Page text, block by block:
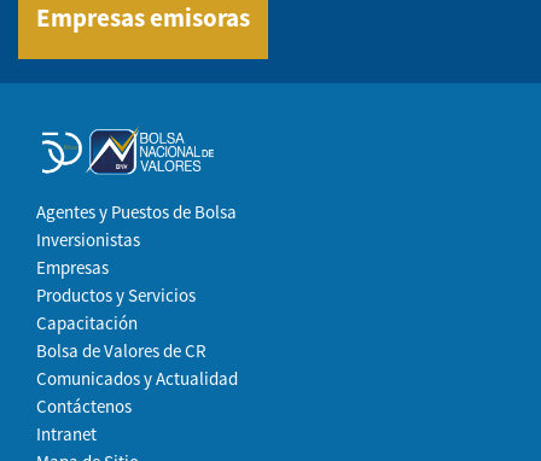
Empresas emisoras
Agentes y Puestos de Bolsa
Inversionistas
Empresas
Productos y Servicios
Capacitación
Bolsa de Valores de CR
Comunicados y Actualidad
Contáctenos
Intranet